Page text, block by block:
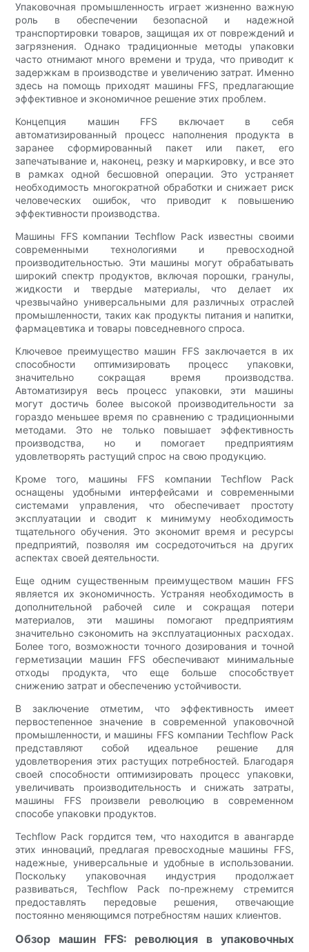
Упаковочная промышленность играет жизненно важную
роль в обеспечении безопасной и надежной
транспортировки товаров, защищая их от повреждений и
загрязнения. Однако традиционные методы упаковки
часто отнимают много времени и труда, что приводит к
задержкам в производстве и увеличению затрат. Именно
здесь на помощь приходят машины FFS, предлагающие
эффективное и экономичное решение этих проблем.
Концепция машин FFS включает в себя
автоматизированный процесс наполнения продукта в
заранее сформированный пакет или пакет, его
запечатывание и, наконец, резку и маркировку, и все это
в рамках одной бесшовной операции. Это устраняет
необходимость многократной обработки и снижает риск
человеческих ошибок, что приводит к повышению
эффективности производства.
Машины FFS компании Techflow Pack известны своими
современными технологиями и превосходной
производительностью. Эти машины могут обрабатывать
широкий спектр продуктов, включая порошки, гранулы,
жидкости и твердые материалы, что делает их
чрезвычайно универсальными для различных отраслей
промышленности, таких как продукты питания и напитки,
фармацевтика и товары повседневного спроса.
Ключевое преимущество машин FFS заключается в их
способности оптимизировать процесс упаковки,
значительно сокращая время производства.
Автоматизируя весь процесс упаковки, эти машины
могут достичь более высокой производительности за
гораздо меньшее время по сравнению с традиционными
методами. Это не только повышает эффективность
производства, но и помогает предприятиям
удовлетворять растущий спрос на свою продукцию.
Кроме того, машины FFS компании Techflow Pack
оснащены удобными интерфейсами и современными
системами управления, что обеспечивает простоту
эксплуатации и сводит к минимуму необходимость
тщательного обучения. Это экономит время и ресурсы
предприятий, позволяя им сосредоточиться на других
аспектах своей деятельности.
Еще одним существенным преимуществом машин FFS
является их экономичность. Устраняя необходимость в
дополнительной рабочей силе и сокращая потери
материалов, эти машины помогают предприятиям
значительно сэкономить на эксплуатационных расходах.
Более того, возможности точного дозирования и точной
герметизации машин FFS обеспечивают минимальные
отходы продукта, что еще больше способствует
снижению затрат и обеспечению устойчивости.
В заключение отметим, что эффективность имеет
первостепенное значение в современной упаковочной
промышленности, и машины FFS компании Techflow Pack
представляют собой идеальное решение для
удовлетворения этих растущих потребностей. Благодаря
своей способности оптимизировать процесс упаковки,
увеличивать производительность и снижать затраты,
машины FFS произвели революцию в современном
способе упаковки продуктов.
Techflow Pack гордится тем, что находится в авангарде
этих инноваций, предлагая превосходные машины FFS,
надежные, универсальные и удобные в использовании.
Поскольку упаковочная индустрия продолжает
развиваться, Techflow Pack по-прежнему стремится
предоставлять передовые решения, отвечающие
постоянно меняющимся потребностям наших клиентов.
Обзор машин FFS: революция в упаковочных